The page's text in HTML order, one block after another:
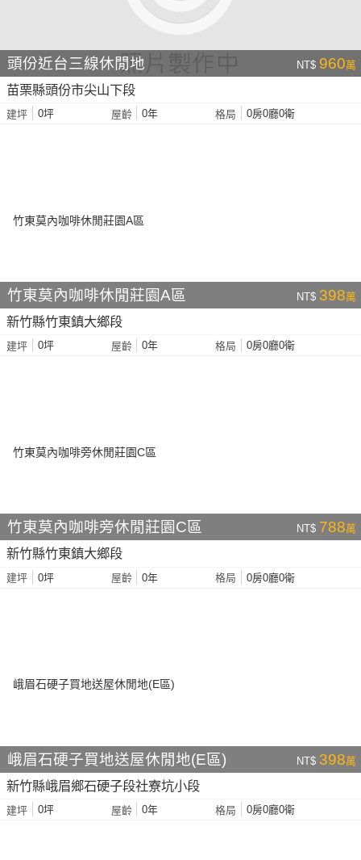
頭份近台三線休閒地 NT$ 960萬
苗栗縣頭份市尖山下段
建坪 0坪 屋齡 0年 格局 0房0廳0衛
竹東莫內咖啡休閒莊園A區 NT$ 398萬
新竹縣竹東鎮大鄉段
建坪 0坪 屋齡 0年 格局 0房0廳0衛
竹東莫內咖啡旁休閒莊園C區 NT$ 788萬
新竹縣竹東鎮大鄉段
建坪 0坪 屋齡 0年 格局 0房0廳0衛
峨眉石硬子買地送屋休閒地(E區) NT$ 398萬
新竹縣峨眉鄉石硬子段社寮坑小段
建坪 0坪 屋齡 0年 格局 0房0廳0衛